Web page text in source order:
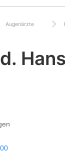
Augenärzte